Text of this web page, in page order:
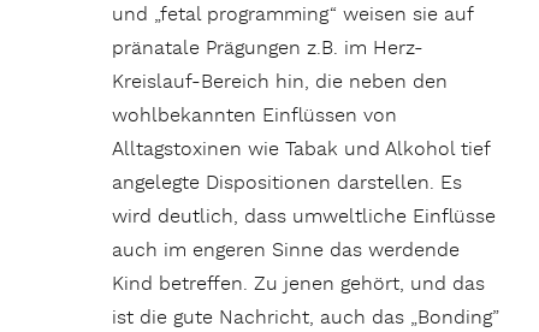
und „fetal programming“ weisen sie auf
pränatale Prägungen z.B. im Herz-
Kreislauf-Bereich hin, die neben den
wohlbekannten Einflüssen von
Alltagstoxinen wie Tabak und Alkohol tief
angelegte Dispositionen darstellen. Es
wird deutlich, dass umweltliche Einflüsse
auch im engeren Sinne das werdende
Kind betreffen. Zu jenen gehört, und das
ist die gute Nachricht, auch das „Bonding”